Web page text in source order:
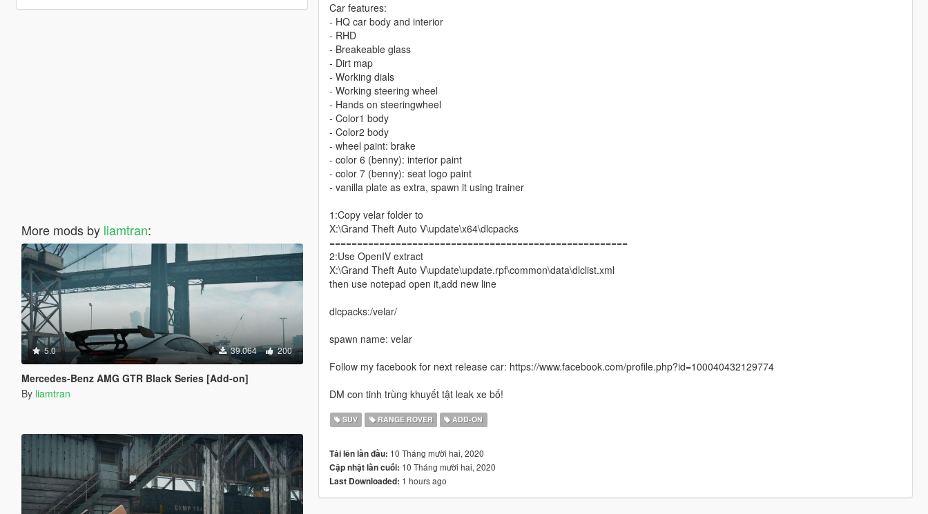
More mods by liamtran:
5.0 39.064 200
Mercedes-Benz AMG GTR Black Series [Add-on]
By liamtran
Car features:
- HQ car body and interior
- RHD
- Breakeable glass
- Dirt map
- Working dials
- Working steering wheel
- Hands on steeringwheel
- Color1 body
- Color2 body
- wheel paint: brake
- color 6 (benny): interior paint
- color 7 (benny): seat logo paint
- vanilla plate as extra, spawn it using trainer
1:Copy velar folder to
X:\Grand Theft Auto V\update\x64\dlcpacks
======================================================
2:Use OpenIV extract
X:\Grand Theft Auto V\update\update.rpf\common\data\dlclist.xml
then use notepad open it,add new line
dlcpacks:/velar/
spawn name: velar
Follow my facebook for next release car: https://www.facebook.com/profile.php?id=100040432129774
DM con tinh trùng khuyết tật leak xe bố!
SUV RANGE ROVER ADD-ON
Tải lên lần đầu: 10 Tháng mười hai, 2020
Cập nhật lần cuối: 10 Tháng mười hai, 2020
Last Downloaded: 1 hours ago